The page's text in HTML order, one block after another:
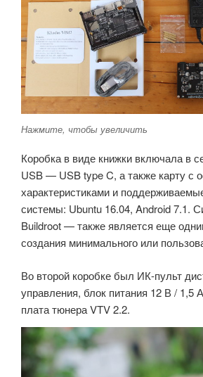
Нажмите, чтобы увеличить
Коробка в виде книжки включала в
USB — USB type C, а также карту с
характеристиками и
системы: Ubuntu 16.04, Android 7.1.
Buildroot — также является еще
создания минимального или
Во второй коробке был ИК-пульт
управления, блок питания 12 В / 1,5
плата тюнера VTV 2.2.